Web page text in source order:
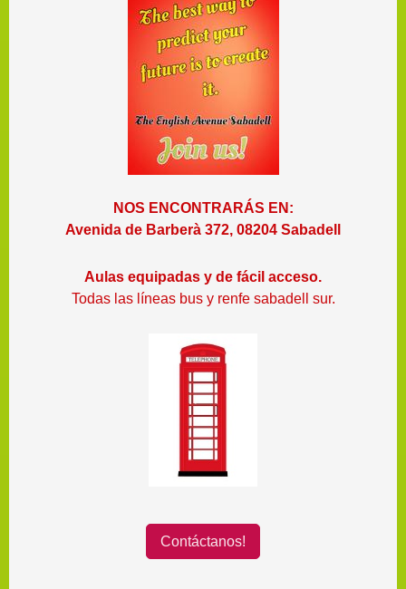
NOS ENCONTRARÁS EN:
Avenida de Barberà 372, 08204 Sabadell
Aulas equipadas y de fácil acceso.
Todas las líneas bus y renfe sabadell sur.
Contáctanos!